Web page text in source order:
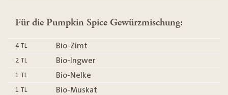
Für die Pumpkin Spice Gewürzmischung:
4 TL Bio-Zimt
2 TL Bio-Ingwer
1 TL Bio-Nelke
1 TL Bio-Muskat